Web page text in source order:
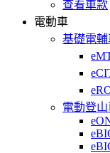
查看車款
電動車
基礎電輔
電動登山